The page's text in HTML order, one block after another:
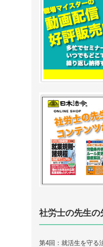
社労士の先生
第4回：就活生を守